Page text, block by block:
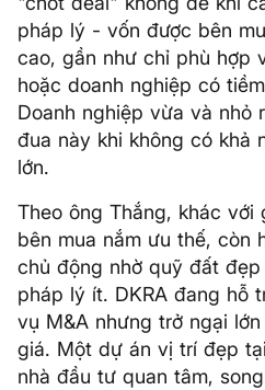
pháp lý - vốn được bên
cao, gần như chỉ phù hợp
hoặc doanh nghiệp có
Doanh nghiệp vừa và nhỏ
đua này khi không có khả
lớn.
Theo ông Thắng, khác với
bên mua nắm ưu thế, còn
chủ động nhờ quỹ đất
pháp lý ít. DKRA đang hỗ
vụ M&A nhưng trở ngại
giá. Một dự án vị trí đẹp
nhà đầu tư quan tâm,